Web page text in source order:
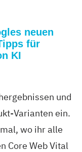
neuen
für
KI
und
Varianten ein.
wo ihr alle
Core Web Vital